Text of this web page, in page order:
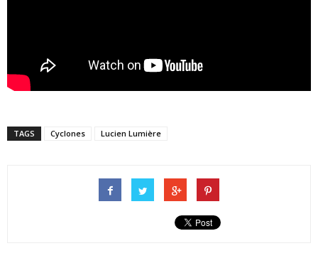
TAGS Cyclones Lucien Lumière